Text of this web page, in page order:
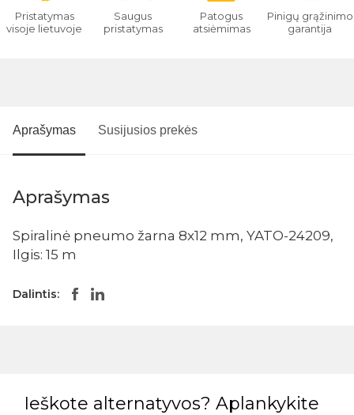
Pristatymas
visoje lietuvoje
Saugus
pristatymas
Patogus
atsiėmimas
Pinigų grąžinimo
garantija
Aprašymas Susijusios prekės
Aprašymas
Spiralinė pneumo žarna 8x12 mm, YATO-24209,
Ilgis: 15 m
Dalintis:
Ieškote alternatyvos? Aplankykite